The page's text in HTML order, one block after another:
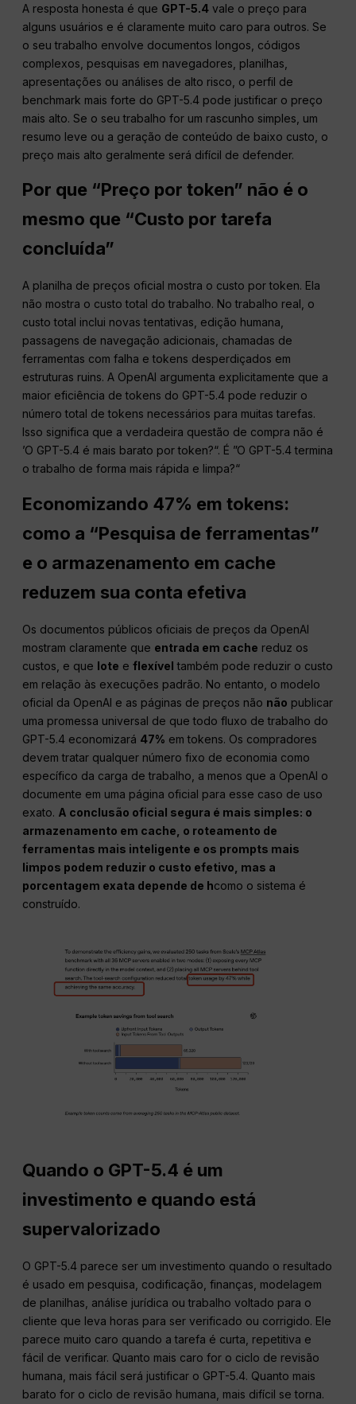
A resposta honesta é que GPT-5.4 vale o preço para
alguns usuários e é claramente muito caro para outros. Se
o seu trabalho envolve documentos longos, códigos
complexos, pesquisas em navegadores, planilhas,
apresentações ou análises de alto risco, o perfil de
benchmark mais forte do GPT-5.4 pode justificar o preço
mais alto. Se o seu trabalho for um rascunho simples, um
resumo leve ou a geração de conteúdo de baixo custo, o
preço mais alto geralmente será difícil de defender.
Por que “Preço por token” não é o
mesmo que “Custo por tarefa
concluída”
A planilha de preços oficial mostra o custo por token. Ela
não mostra o custo total do trabalho. No trabalho real, o
custo total inclui novas tentativas, edição humana,
passagens de navegação adicionais, chamadas de
ferramentas com falha e tokens desperdiçados em
estruturas ruins. A OpenAI argumenta explicitamente que a
maior eficiência de tokens do GPT-5.4 pode reduzir o
número total de tokens necessários para muitas tarefas.
Isso significa que a verdadeira questão de compra não é
’O GPT-5.4 é mais barato por token?“. É ”O GPT-5.4 termina
o trabalho de forma mais rápida e limpa?“
Economizando 47% em tokens:
como a “Pesquisa de ferramentas”
e o armazenamento em cache
reduzem sua conta efetiva
Os documentos públicos oficiais de preços da OpenAI
mostram claramente que entrada em cache reduz os
custos, e que lote eflexível também pode reduzir o custo
em relação às execuções padrão. No entanto, o modelo
oficial da OpenAI e as páginas de preços não não publicar
uma promessa universal de que todo fluxo de trabalho do
GPT-5.4 economizará 47% em tokens. Os compradores
devem tratar qualquer número fixo de economia como
específico da carga de trabalho, a menos que a OpenAI o
documente em uma página oficial para esse caso de uso
exato. A conclusão oficial segura é mais simples: o
armazenamento em cache, o roteamento de
ferramentas mais inteligente e os prompts mais
limpos podem reduzir o custo efetivo, mas a
porcentagem exata depende de hcomo o sistema é
construído.
Quando o GPT-5.4 é um
investimento e quando está
supervalorizado
O GPT-5.4 parece ser um investimento quando o resultado
é usado em pesquisa, codificação, finanças, modelagem
de planilhas, análise jurídica ou trabalho voltado para o
cliente que leva horas para ser verificado ou corrigido. Ele
parece muito caro quando a tarefa é curta, repetitiva e
fácil de verificar. Quanto mais caro for o ciclo de revisão
humana, mais fácil será justificar o GPT-5.4. Quanto mais
barato for o ciclo de revisão humana, mais difícil se torna.